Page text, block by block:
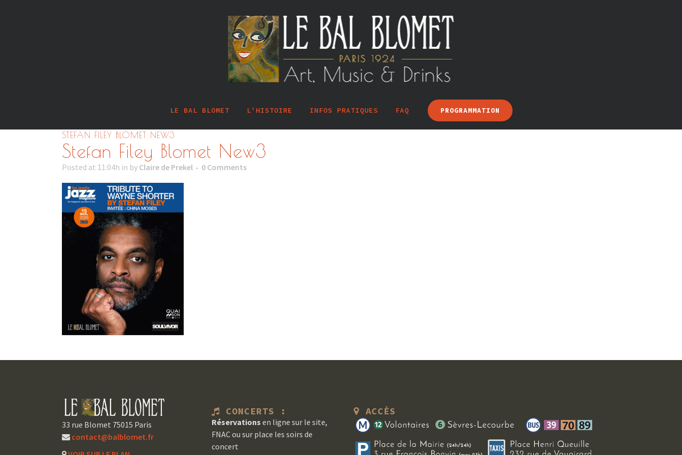
LE BAL BLOMET L’HISTOIRE INFOS PRATIQUES FAQ PROGRAMMATION
STEFAN FILEY BLOMET NEW3
Stefan Filey Blomet New3
Posted at 11:04h in by Claire de Prekel 0 Comments
33 rue Blomet 75015 Paris
contact@balblomet.fr
CONCERTS :
Réservations en ligne sur le site,
FNAC ou sur place les soirs de
concert
ACCÈS